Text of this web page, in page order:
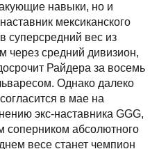
навыки, но и
мексиканского
суперсредний вес из
через средний дивизион,
Райдера за восемь
Однако далеко
в мае на
экс-наставника GGG,
абсолютного
весе станет чемпион